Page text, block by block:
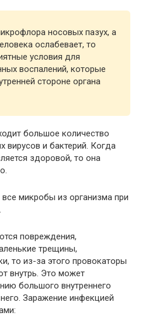
носовых пазух, а
ослабевает, то
условия для
воспалений, которые
стороне органа
большое количество
вирусов и бактерий. Когда
здоровой, то она
микробы из организма при
повреждения,
трещины,
то из-за этого провокаторы
внутрь. Это может
большого внутреннего
Заражение инфекцией